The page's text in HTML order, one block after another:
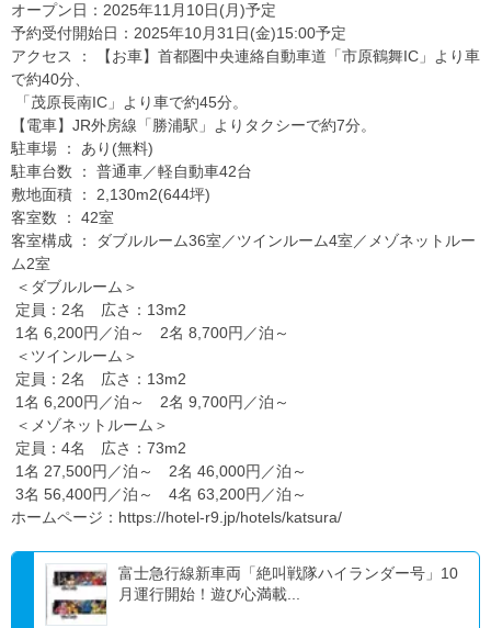
オープン日：2025年11月10日(月)予定
予約受付開始日：2025年10月31日(金)15:00予定
アクセス ： 【お車】首都圏中央連絡自動車道「市原鶴舞IC」より車
で約40分、
「茂原長南IC」より車で約45分。
【電車】JR外房線「勝浦駅」よりタクシーで約7分。
駐車場 ： あり(無料)
駐車台数 ： 普通車／軽自動車42台
敷地面積 ： 2,130m2(644坪)
客室数 ： 42室
客室構成 ： ダブルルーム36室／ツインルーム4室／メゾネットルー
ム2室
＜ダブルルーム＞
定員：2名 広さ：13m2
1名 6,200円／泊～ 2名 8,700円／泊～
＜ツインルーム＞
定員：2名 広さ：13m2
1名 6,200円／泊～ 2名 9,700円／泊～
＜メゾネットルーム＞
定員：4名 広さ：73m2
1名 27,500円／泊～ 2名 46,000円／泊～
3名 56,400円／泊～ 4名 63,200円／泊～
ホームページ：https://hotel-r9.jp/hotels/katsura/
富士急行線新車両「絶叫戦隊ハイランダー号」10
月運行開始！遊び心満載...